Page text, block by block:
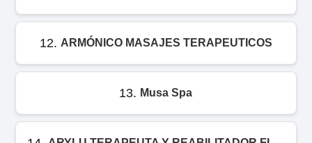
12. ARMÓNICO MASAJES TERAPEUTICOS
13. Musa Spa